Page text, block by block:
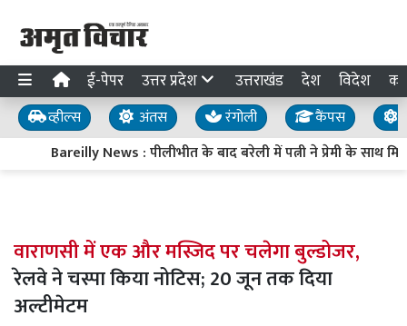
ई-पेपर उत्तर प्रदेश उत्तराखंड देश विदेश
व्हील्स अंतस रंगोली कैंपस
Bareilly News : पीलीभीत के बाद बरेली में पत्नी ने प्रेमी के साथ
वाराणसी में एक और मस्जिद पर चलेगा बुल्डोजर,
रेलवे ने चस्पा किया नोटिस; 20 जून तक दिया
अल्टीमेटम